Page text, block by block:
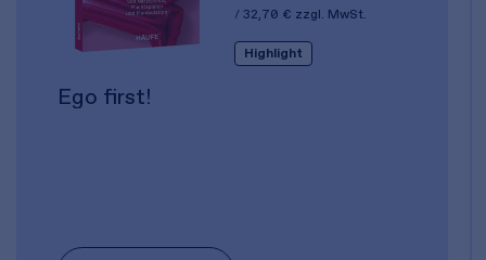
32,70 € zzgl. MwSt.
Highlight
Ego first!